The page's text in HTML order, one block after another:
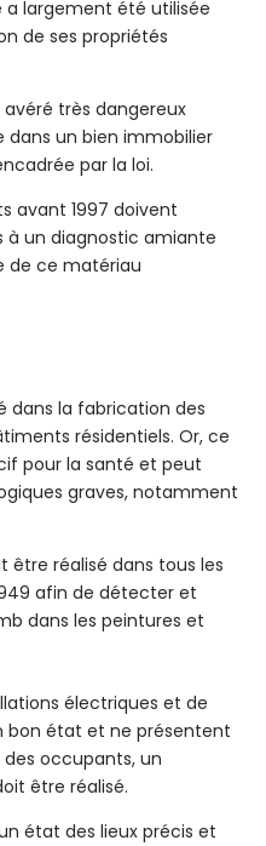
a largement été utilisée
de ses propriétés
très dangereux
dans un bien immobilier
par la loi.
avant 1997 doivent
un diagnostic amiante
de ce matériau
dans la fabrication des
résidentiels. Or, ce
pour la santé et peut
graves, notamment
être réalisé dans tous les
afin de détecter et
dans les peintures et
électriques et de
bon état et ne présentent
occupants, un
être réalisé.
état des lieux précis et